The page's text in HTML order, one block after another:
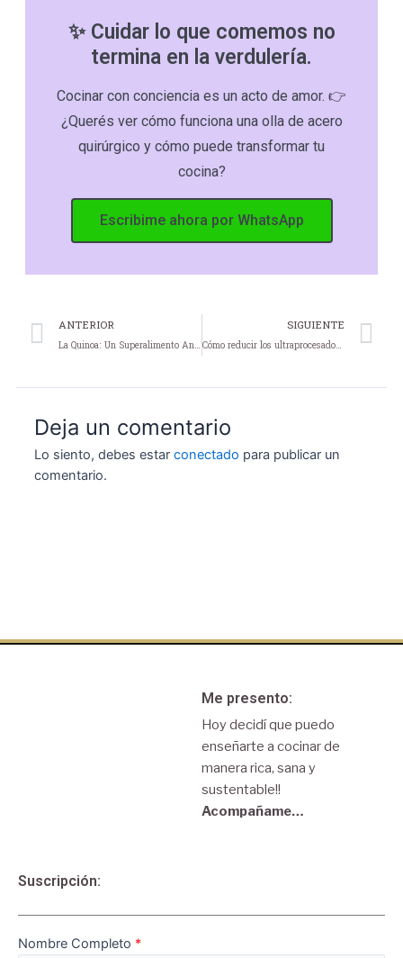
✨ Cuidar lo que comemos no
termina en la verdulería.
Cocinar con conciencia es un acto de amor. 👉
¿Querés ver cómo funciona una olla de acero
quirúrgico y cómo puede transformar tu
cocina?
Escribime ahora por WhatsApp
ANTERIOR
La Quinoa: Un Superalimento Ancestral
SIGUIENTE
Cómo reducir los ultraprocesados de la dieta infantil: pasos prácticos para cocinar en casa
Deja un comentario
Lo siento, debes estar conectado para publicar un
comentario.
Me presento:
Hoy decidí que puedo
enseñarte a cocinar de
manera rica, sana y
sustentable!!
Acompañame…
Suscripción:
Nombre Completo